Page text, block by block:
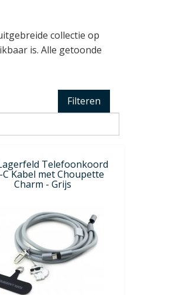
collectie op
is. Alle getoonde
Filteren
Telefoonkoord
C Kabel met Choupette
Charm - Grijs